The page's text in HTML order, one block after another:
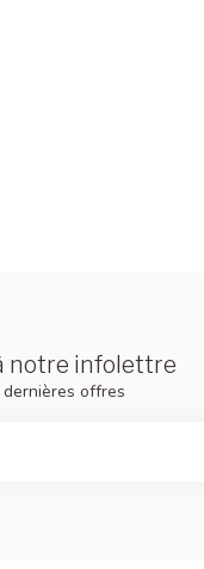
notre infolettre
offres